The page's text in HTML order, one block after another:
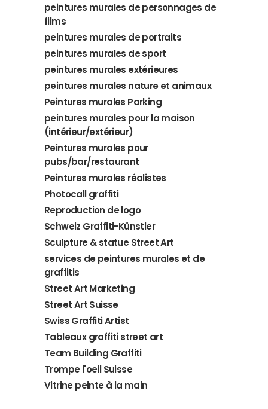
peintures murales de personnages de
films
peintures murales de portraits
peintures murales de sport
peintures murales extérieures
peintures murales nature et animaux
Peintures murales Parking
peintures murales pour la maison
(intérieur/extérieur)
Peintures murales pour
pubs/bar/restaurant
Peintures murales réalistes
Photocall graffiti
Reproduction de logo
Schweiz Graffiti-Künstler
Sculpture & statue Street Art
services de peintures murales et de
graffitis
Street Art Marketing
Street Art Suisse
Swiss Graffiti Artist
Tableaux graffiti street art
Team Building Graffiti
Trompe l'oeil Suisse
Vitrine peinte à la main